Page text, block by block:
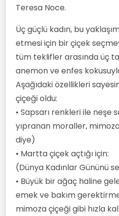
Teresa Noce.
Üç güçlü kadın, bu
etmesi için bir çiçek
tüm teklifler arasında üç
anemon ve enfes
Aşağıdaki özellikleri
çiçeği oldu:
• Sapsarı renkleri ile neşe
yıpranan moraller,
diye)
• Martta çiçek açtığı için:
(Dünya Kadınlar Gününü
• Büyük bir ağaç haline
emek ve bakım
mimoza çiçeği gibi hızla